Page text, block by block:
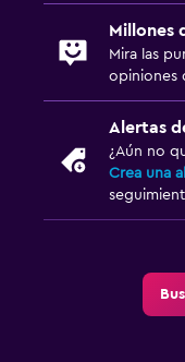
Millones
Mira las
opiniones
Alertas
¿Aún no
Crea una